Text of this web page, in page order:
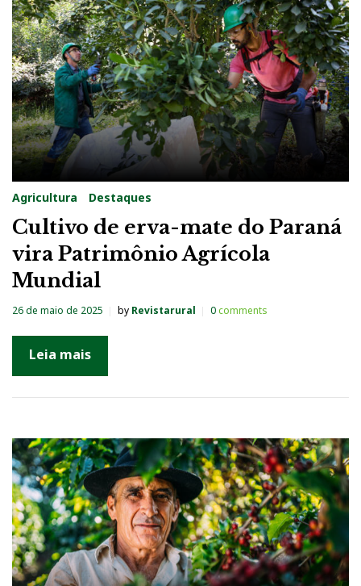
Agricultura Destaques
Cultivo de erva-mate do Paraná
vira Patrimônio Agrícola
Mundial
26 de maio de 2025 by Revistarural 0comments
Leia mais